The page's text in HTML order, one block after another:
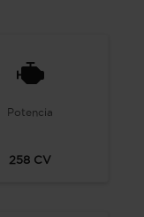
Potencia
258 CV